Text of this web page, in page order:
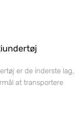
er de inderste lag,
at transportere